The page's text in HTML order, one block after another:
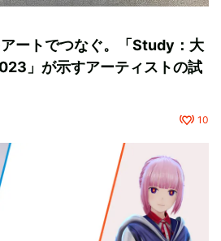
ートでつなぐ。「Study：大
」が示すアーティストの試
10